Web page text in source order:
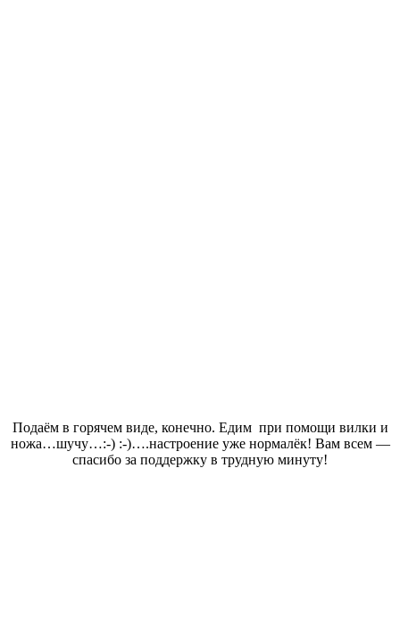
Подаём в горячем виде, конечно. Едим при помощи вилки и
ножа…шучу…:-) :-)….настроение уже нормалёк! Вам всем —
спасибо за поддержку в трудную минуту!